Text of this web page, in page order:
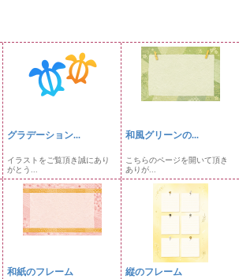
グラデーション...
イラストをご覧頂き誠にあり
がとう...
和風グリーンの...
こちらのページを開いて頂き
ありが...
和紙のフレーム 縦のフレーム